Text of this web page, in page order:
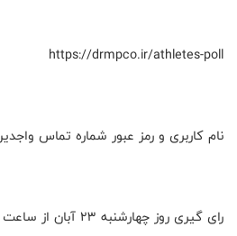
https://drmpco.ir/athletes-poll
نام کاربری و رمز عبور شماره تماس
رای گیری روز چهارشنبه ۲۳ آبان از ساعت ۹ الی۱۵ فعال خواهد شد.